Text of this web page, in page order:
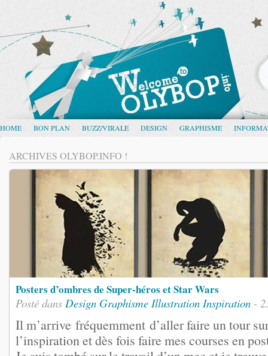
HOME BON PLAN BUZZ/VIRALE DESIGN GRAPHISME
ARCHIVES OLYBOP.INFO !
Posters d’ombres de Super-héros et Star Wars
Posté dans Design Graphisme Illustration Inspiration -
Il m’arrive fréquemment d’aller faire un tour
l’inspiration et dès fois faire mes courses en